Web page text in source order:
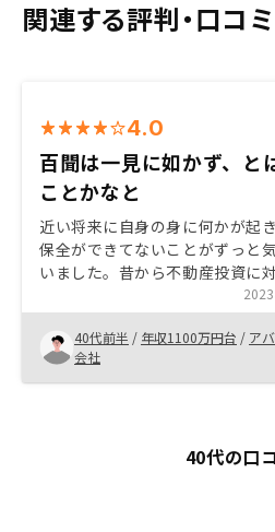
関連する評判・口コミ
4.0
百聞は一見に如かず、と
ことかなと
近い将来に自身の身に何かが起
保全ができてないことがずっと
いました。昔から不動産投資に
いイメージしかなかったので敬
のですが、機会があって話を聞
とにしました。ご担当の方は私
いる部分を常に汲みとって下さり
くまでしっかりと説明をいただ
い理由はないと思うようになり
40代前半 / 年収1100万円台 / ア
会社
40代の口